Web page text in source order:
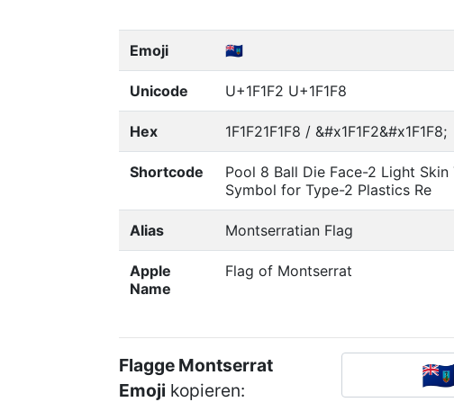
Emoji 🇲🇸
Unicode U+1F1F2 U+1F1F8
Hex 1F1F21F1F8 / &#x1F1F2&#x1F1F8;
Shortcode
Pool 8 Ball Die Face-2 Light
Symbol for Type-2 Plastics Re
Alias Montserratian Flag
Apple
Name
Flag of Montserrat
Flagge Montserrat
Emoji kopieren: